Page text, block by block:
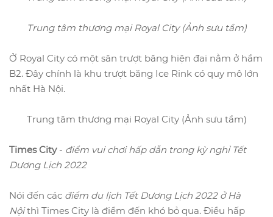
Trung tâm thương mại Royal City (Ảnh sưu tầm)
Ở Royal City có một sân trượt băng hiện đại nằm ở hầm
B2. Đây chính là khu trượt băng Ice Rink có quy mô lớn
nhất Hà Nội.
Trung tâm thương mại Royal City (Ảnh sưu tầm)
Times City- điểm vui chơi hấp dẫn trong kỳ nghỉ Tết
Dương Lịch 2022
Nói đến các điểm du lịch Tết Dương Lịch 2022 ở Hà
Nộithì Times City là điểm đến khó bỏ qua. Điều hấp